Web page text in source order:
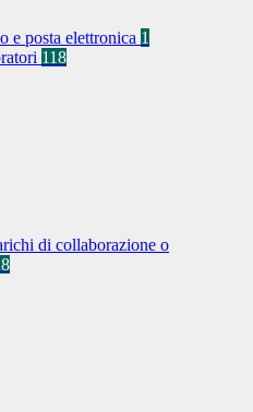
e posta elettronica 1
118
di collaborazione o